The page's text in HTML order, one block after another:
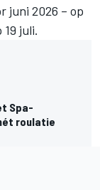
juni 2026 – op
juli.
Spa-
roulatie